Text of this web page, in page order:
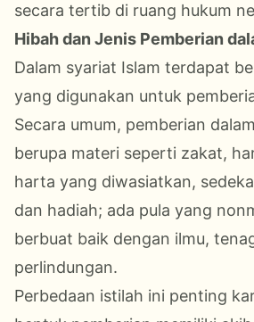
secara tertib di ruang hukum
Hibah dan Jenis Pemberian
Dalam syariat Islam terdapat
yang digunakan untuk
Secara umum, pemberian
berupa materi seperti zakat,
harta yang diwasiatkan,
dan hadiah; ada pula yang
berbuat baik dengan ilmu,
perlindungan.
Perbedaan istilah ini penting